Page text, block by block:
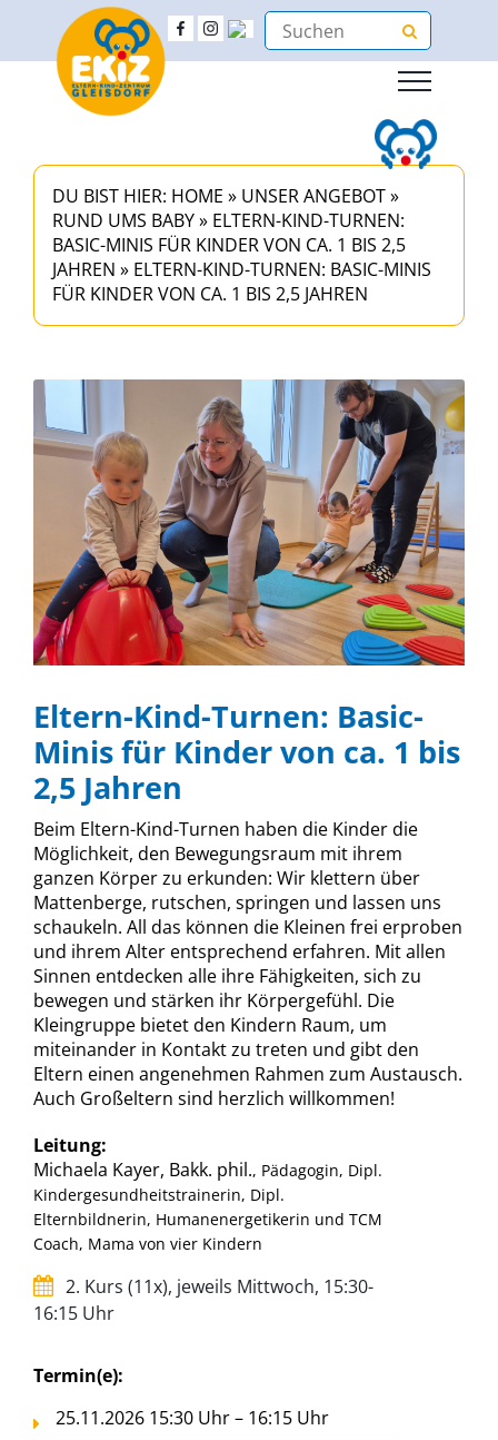
DU BIST HIER: HOME » UNSER ANGEBOT»
RUND UMS BABY» ELTERN-KIND-TURNEN:
BASIC-MINIS FÜR KINDER VON CA. 1 BIS 2,5
JAHREN » ELTERN-KIND-TURNEN: BASIC-MINIS
FÜR KINDER VON CA. 1 BIS 2,5 JAHREN
Eltern-Kind-Turnen: Basic-
Minis für Kinder von ca. 1 bis
2,5 Jahren
Beim Eltern-Kind-Turnen haben die Kinder die
Möglichkeit, den Bewegungsraum mit ihrem
ganzen Körper zu erkunden: Wir klettern über
Mattenberge, rutschen, springen und lassen uns
schaukeln. All das können die Kleinen frei erproben
und ihrem Alter entsprechend erfahren. Mit allen
Sinnen entdecken alle ihre Fähigkeiten, sich zu
bewegen und stärken ihr Körpergefühl. Die
Kleingruppe bietet den Kindern Raum, um
miteinander in Kontakt zu treten und gibt den
Eltern einen angenehmen Rahmen zum Austausch.
Auch Großeltern sind herzlich willkommen!
Leitung:
Michaela Kayer, Bakk. phil., Pädagogin, Dipl.
Kindergesundheitstrainerin, Dipl.
Elternbildnerin, Humanenergetikerin und TCM
Coach, Mama von vier Kindern
2. Kurs (11x), jeweils Mittwoch, 15:30-
16:15 Uhr
Termin(e):
25.11.2026 15:30 Uhr – 16:15 Uhr